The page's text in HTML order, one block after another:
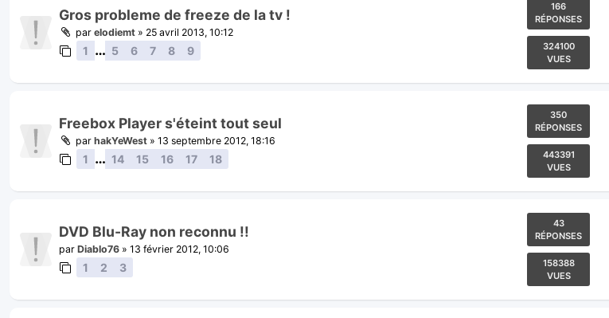
Gros probleme de freeze de la tv !
par elodiemt » 25 avril 2013, 10:12
1 … 5 6 7 8 9
166
RÉPONSES
324100
VUES
Freebox Player s'éteint tout seul
par hakYeWest » 13 septembre 2012, 18:16
1 … 14 15 16 17 18
350
RÉPONSES
443391
VUES
DVD Blu-Ray non reconnu !!
par Diablo76 » 13 février 2012, 10:06
1 2 3
43
RÉPONSES
158388
VUES